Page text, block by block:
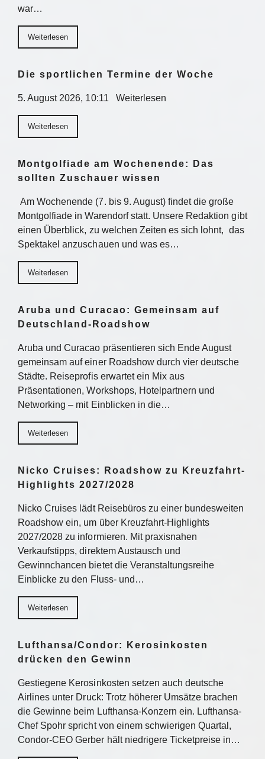
war…
Weiterlesen
Die sportlichen Termine der Woche
5. August 2026, 10:11 Weiterlesen
Weiterlesen
Montgolfiade am Wochenende: Das
sollten Zuschauer wissen
Am Wochenende (7. bis 9. August) findet die große
Montgolfiade in Warendorf statt. Unsere Redaktion gibt
einen Überblick, zu welchen Zeiten es sich lohnt, das
Spektakel anzuschauen und was es…
Weiterlesen
Aruba und Curacao: Gemeinsam auf
Deutschland-Roadshow
Aruba und Curacao präsentieren sich Ende August
gemeinsam auf einer Roadshow durch vier deutsche
Städte. Reiseprofis erwartet ein Mix aus
Präsentationen, Workshops, Hotelpartnern und
Networking – mit Einblicken in die…
Weiterlesen
Nicko Cruises: Roadshow zu Kreuzfahrt-
Highlights 2027/2028
Nicko Cruises lädt Reisebüros zu einer bundesweiten
Roadshow ein, um über Kreuzfahrt-Highlights
2027/2028 zu informieren. Mit praxisnahen
Verkaufstipps, direktem Austausch und
Gewinnchancen bietet die Veranstaltungsreihe
Einblicke zu den Fluss- und…
Weiterlesen
Lufthansa/Condor: Kerosinkosten
drücken den Gewinn
Gestiegene Kerosinkosten setzen auch deutsche
Airlines unter Druck: Trotz höherer Umsätze brachen
die Gewinne beim Lufthansa-Konzern ein. Lufthansa-
Chef Spohr spricht von einem schwierigen Quartal,
Condor-CEO Gerber hält niedrigere Ticketpreise in…